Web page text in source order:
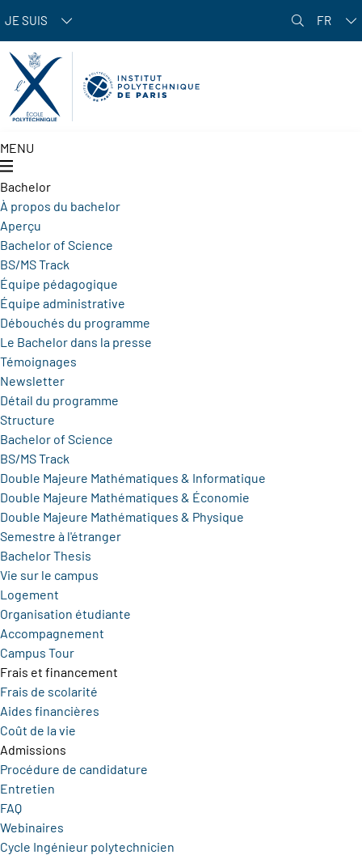
JE SUIS FR
MENU
Bachelor
À propos du bachelor
Aperçu
Bachelor of Science
BS/MS Track
Équipe pédagogique
Équipe administrative
Débouchés du programme
Le Bachelor dans la presse
Témoignages
Newsletter
Détail du programme
Structure
Bachelor of Science
BS/MS Track
Double Majeure Mathématiques & Informatique
Double Majeure Mathématiques & Économie
Double Majeure Mathématiques & Physique
Semestre à l'étranger
Bachelor Thesis
Vie sur le campus
Logement
Organisation étudiante
Accompagnement
Campus Tour
Frais et financement
Frais de scolarité
Aides financières
Coût de la vie
Admissions
Procédure de candidature
Entretien
FAQ
Webinaires
Cycle Ingénieur polytechnicien